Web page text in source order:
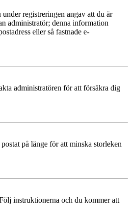
registreringen angav att du är
administratör; denna information
eller så fastnade e-
administratören för att försäkra dig
på länge för att minska storleken
instruktionerna och du kommer att